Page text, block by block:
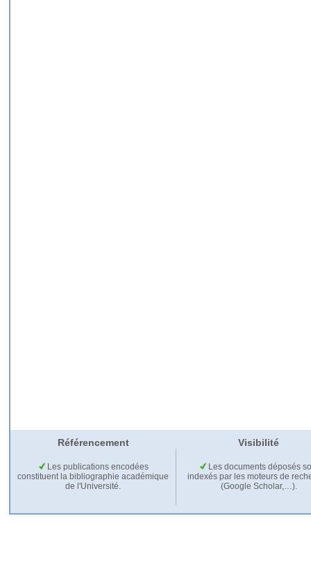
Référencement Visibilité
Les publications encodées
constituent la bibliographie académique
de l'Université.
Les documents déposés
indexés par les moteurs de
(Google Scholar,…).